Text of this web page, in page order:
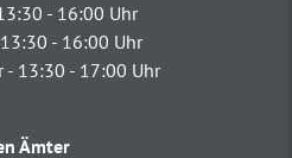
- 16:00 Uhr
- 16:00 Uhr
- 13:30 - 17:00 Uhr
Ämter